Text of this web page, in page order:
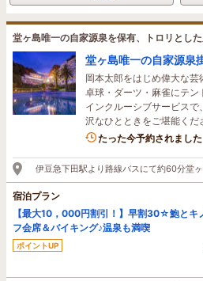
堂ヶ島唯一の自家源泉を保有、トロリとした
堂ヶ島唯一の自家源
岡本太郎をはじめ偉大な芸
卓球・ダーツ・麻雀にテ
インクルーシブサービス
沢なひとときをご堪能くだ
2名がこの宿を見ていま
たった今予約されました
伊豆急下田駅より路線バスにて約60分堂
宿泊プラン
【最大10，000円割引！】早割30☆鮑とキ
フ会席＆バイキング♪温泉も満喫
ポイントUP